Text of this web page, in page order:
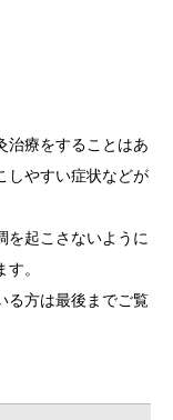
治療をすることはあ
しやすい症状などが
を起こさないように
。
る方は最後までご覧